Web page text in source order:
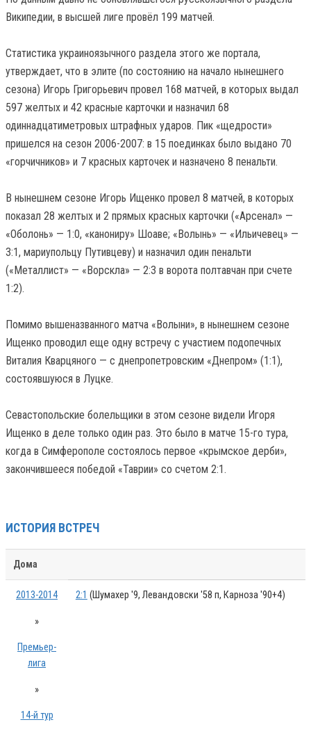
Википедии, в высшей лиге провёл 199 матчей.
Статистика украиноязычного раздела этого же портала,
утверждает, что в элите (по состоянию на начало нынешнего
сезона) Игорь Григорьевич провел 168 матчей, в которых выдал
597 желтых и 42 красные карточки и назначил 68
одиннадцатиметровых штрафных ударов. Пик «щедрости»
пришелся на сезон 2006-2007: в 15 поединках было выдано 70
«горчичников» и 7 красных карточек и назначено 8 пенальти.
В нынешнем сезоне Игорь Ищенко провел 8 матчей, в которых
показал 28 желтых и 2 прямых красных карточки («Арсенал» —
«Оболонь» — 1:0, «канониру» Шоаве; «Волынь» — «Ильичевец» —
3:1, мариупольцу Путивцеву) и назначил один пенальти
(«Металлист» — «Ворскла» — 2:3 в ворота полтавчан при счете
1:2).
Помимо вышеназванного матча «Волыни», в нынешнем сезоне
Ищенко проводил еще одну встречу с участием подопечных
Виталия Кварцяного — с днепропетровским «Днепром» (1:1),
состоявшуюся в Луцке.
Севастопольские болельщики в этом сезоне видели Игоря
Ищенко в деле только один раз. Это было в матче 15-го тура,
когда в Симферополе состоялось первое «крымское дерби»,
закончившееся победой «Таврии» со счетом 2:1.
ИСТОРИЯ ВСТРЕЧ
Дома
2013-2014
»
Премьер-
лига
»
14-й тур
2:1 (Шумахер '9, Левандовски '58 п, Карноза '90+4)